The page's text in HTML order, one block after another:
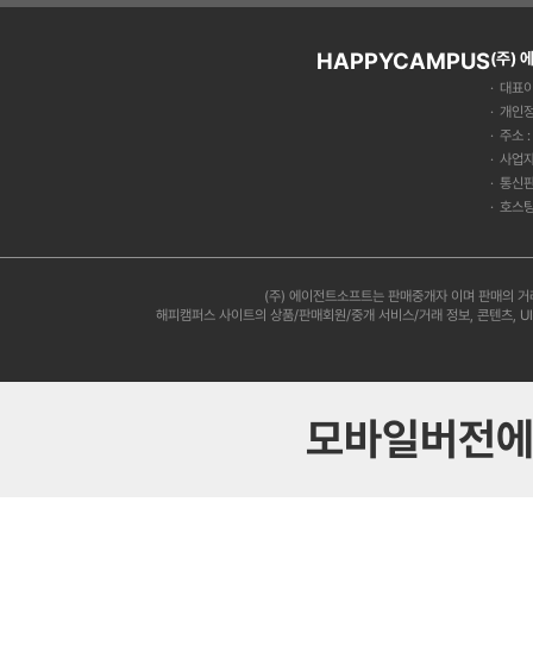
HAPPYCAMPUS(주)
대표
개인
주소
사업
통신
호스
(주) 에이전트소프트는 판매중개자 이며 판매의
해피캠퍼스 사이트의 상품/판매회원/중개 서비스/거래 정보, 콘텐츠,
모바일버전